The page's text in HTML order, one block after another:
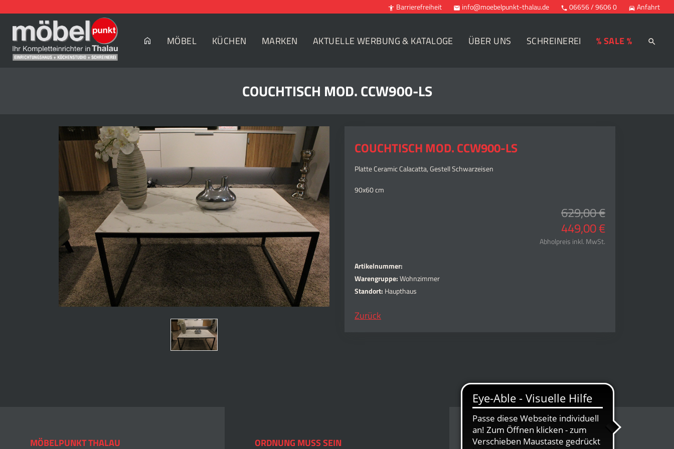
 Barrierefreiheit  info@moebelpunkt-thalau.de  06656 / 9606 0  Anfahrt
MÖBEL KÜCHEN MARKEN AKTUELLE WERBUNG & KATALOGE ÜBER UNS SCHREINEREI % SALE %
COUCHTISCH MOD. CCW900-LS
COUCHTISCH MOD. CCW900-LS
Platte Ceramic Calacatta, Gestell Schwarzeisen
90x60 cm
629,00 €
449,00 €
Abholpreis inkl. MwSt.
Artikelnummer:
Warengruppe:Wohnzimmer
Standort: Haupthaus
Zurück
MÖBELPUNKT THALAU
ORDNUNG MUSS SEIN
ÖFFNUNGSZEITEN